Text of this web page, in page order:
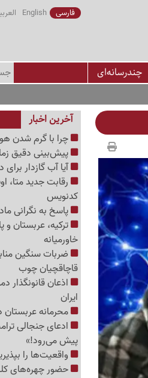
فارسی English
چندرسانه‌ای
آخرین اخبار
چرا با گرم شدن
پیش‌بینی دقیق
آیا آب گازدار
رقابت جدید
کدنویس
پاسخ به نگرانی
ترکیه، عربستان و
خاورمیانه
ضربات سنگین
قاچاقچیان چوب
اذعان قانونگذار
ایران
محرمانه عربستان
ادعای جنجالی
پیش می‌رود!»
واقعیت‌ها را
حضور چهره‌های